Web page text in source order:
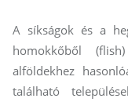
A síkságok és a
homokkőből
alföldekhez
található